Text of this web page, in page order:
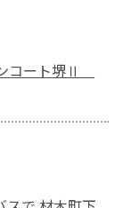
コート堺Ⅱ